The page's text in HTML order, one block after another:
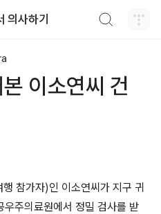
의사하기
이소연씨 건
참가자)인 이소연씨가 지구 귀
주의료원에서 정밀 검사를 받